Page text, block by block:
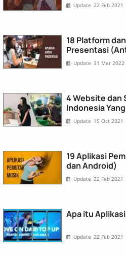
22 Feb 2021
18 Platform
Presentasi
31 Mar 2022
4 Website dan
Indonesia
15 Oct 2021
19 Aplikasi
dan Android)
22 Feb 2021
Apa itu
22 Feb 2021